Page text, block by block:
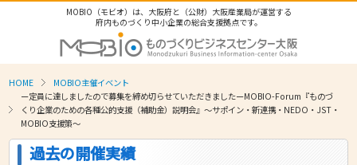
MOBIO（モビオ）は、大阪府と（公財）大阪産業局が運営する
府内ものづくり中小企業の総合支援拠点です。
HOME
MOBIO主催イベント
ー定員に達しましたので募集を締め切らせていただきましたーMOBIO-Forum『ものづ
くり企業のための各種公的支援（補助金）説明会』～サポイン・新連携・NEDO・JST・
MOBIO支援策～
過去の開催実績